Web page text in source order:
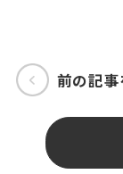
前の記事